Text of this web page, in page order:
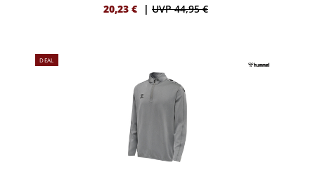
20,23 € | UVP 44,95 €
DEAL